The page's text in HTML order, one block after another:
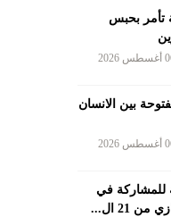
تأمر بحبس
2026
بين الانسان
2026
للمشاركة في
21 ال...